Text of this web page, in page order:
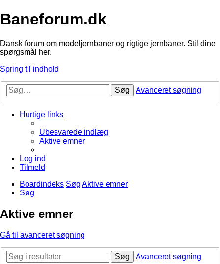
Baneforum.dk
Dansk forum om modeljernbaner og rigtige jernbaner. Stil dine
spørgsmål her.
Spring til indhold
Søg Avanceret søgning
Hurtige links
Ubesvarede indlæg
Aktive emner
Log ind
Tilmeld
Boardindeks Søg Aktive emner
Søg
Aktive emner
Gå til avanceret søgning
Søg
Avanceret søgning